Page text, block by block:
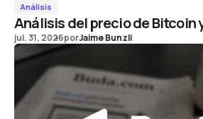
Análisis
Análisis del precio de Bitcoin
jul. 31, 2026porJaime Bunzli